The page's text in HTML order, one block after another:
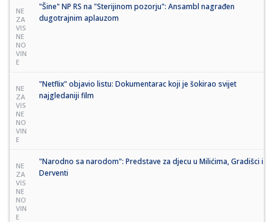
NE
ZA
VIS
NE
NO
VIN
E
"Šine" NP RS na "Sterijinom pozorju": Ansambl nagrađen
dugotrajnim aplauzom
NE
ZA
VIS
NE
NO
VIN
E
"Netflix" objavio listu: Dokumentarac koji je šokirao svijet
najgledaniji film
NE
ZA
VIS
NE
NO
VIN
E
"Narodno sa narodom": Predstave za djecu u Milićima, Gradišci i
Derventi